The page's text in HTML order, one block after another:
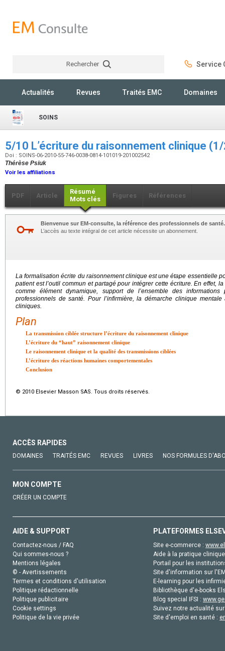
Rechercher Service
Actualités Revues Traités EMC Domaines
SOINS
5/10 L’écriture du raisonnement clinique
Doi : SOINS-06-2010-55-746-0038-0814-101019-201002542
Thérèse Psiuk
Voir les affiliations
PDF Article
Résumé
Mots clés
Figures Références
Bienvenue sur EM-consulte, la référence des professionnels de santé.
L’accès au texte intégral de cet article nécessite un abonnement.
La formalisation écrite du raisonnement clinique est une étape essentielle
patient est l’outil commun et partagé pour intégrer cette écriture. En effet,
comme élément dynamique, support de l’ensemble des
professionnels de santé. Pour l’infirmière, la démarche clinique
cliniques.
Plan
La transmission ciblée structure l’écriture du raisonnement clinique
L’écriture du “haut” raisonnement clinique
Le raisonnement clinique et la qualité des transmissions ciblées
L’écriture des réactions humaines comportementales
Conclusion
© 2010 Elsevier Masson SAS. Tous droits réservés.
ACCÈS RAPIDES
DOMAINES TRAITÉS EMC REVUES LIVRES NOS FORMULES
MON COMPTE
CRÉER UN COMPTE
AIDE & SUPPORT
Contactez-nous / FAQ
Qui sommes-nous ?
Mentions légales
© - Avertissements
Termes et conditions d'utilisation
Politique rédactionnelle
Politique publicitaire
Cookie settings
Politique de la vie privée
PLATEFORMES
Site e-commerce :
Aide à la pratique
Portail pour les
Site d'information sur
E-learning pour les
Bibliothèque d'e-books
Blog special IFSI :
Suivez notre actualité
Site d'emploi en santé :